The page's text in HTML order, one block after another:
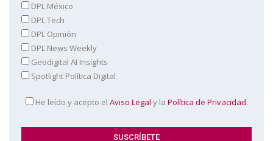
DPL México
DPL Tech
DPL Opinión
DPL News Weekly
Geodigital AI Insights
Spotlight Política Digital
He leído y acepto el Aviso Legal y la Política de Privacidad.